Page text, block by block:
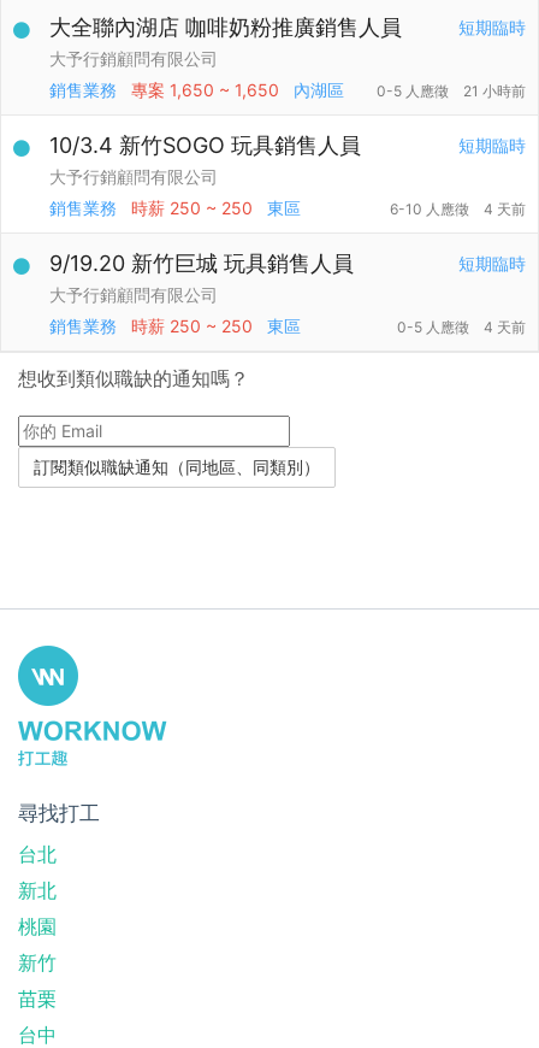
短期臨時
大全聯內湖店 咖啡奶粉推廣銷售人員
大予行銷顧問有限公司
銷售業務
專案 1,650 ~ 1,650 內湖區 0-5 人應徵 21 小時前
短期臨時
10/3.4 新竹SOGO 玩具銷售人員
大予行銷顧問有限公司
銷售業務
時薪 250 ~ 250 東區 6-10 人應徵 4 天前
短期臨時
9/19.20 新竹巨城 玩具銷售人員
大予行銷顧問有限公司
銷售業務
時薪 250 ~ 250 東區 0-5 人應徵 4 天前
想收到類似職缺的通知嗎？
尋找打工
台北
新北
桃園
新竹
苗栗
台中